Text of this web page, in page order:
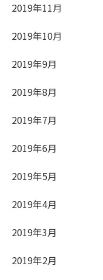
2019年11月
2019年10月
2019年9月
2019年8月
2019年7月
2019年6月
2019年5月
2019年4月
2019年3月
2019年2月